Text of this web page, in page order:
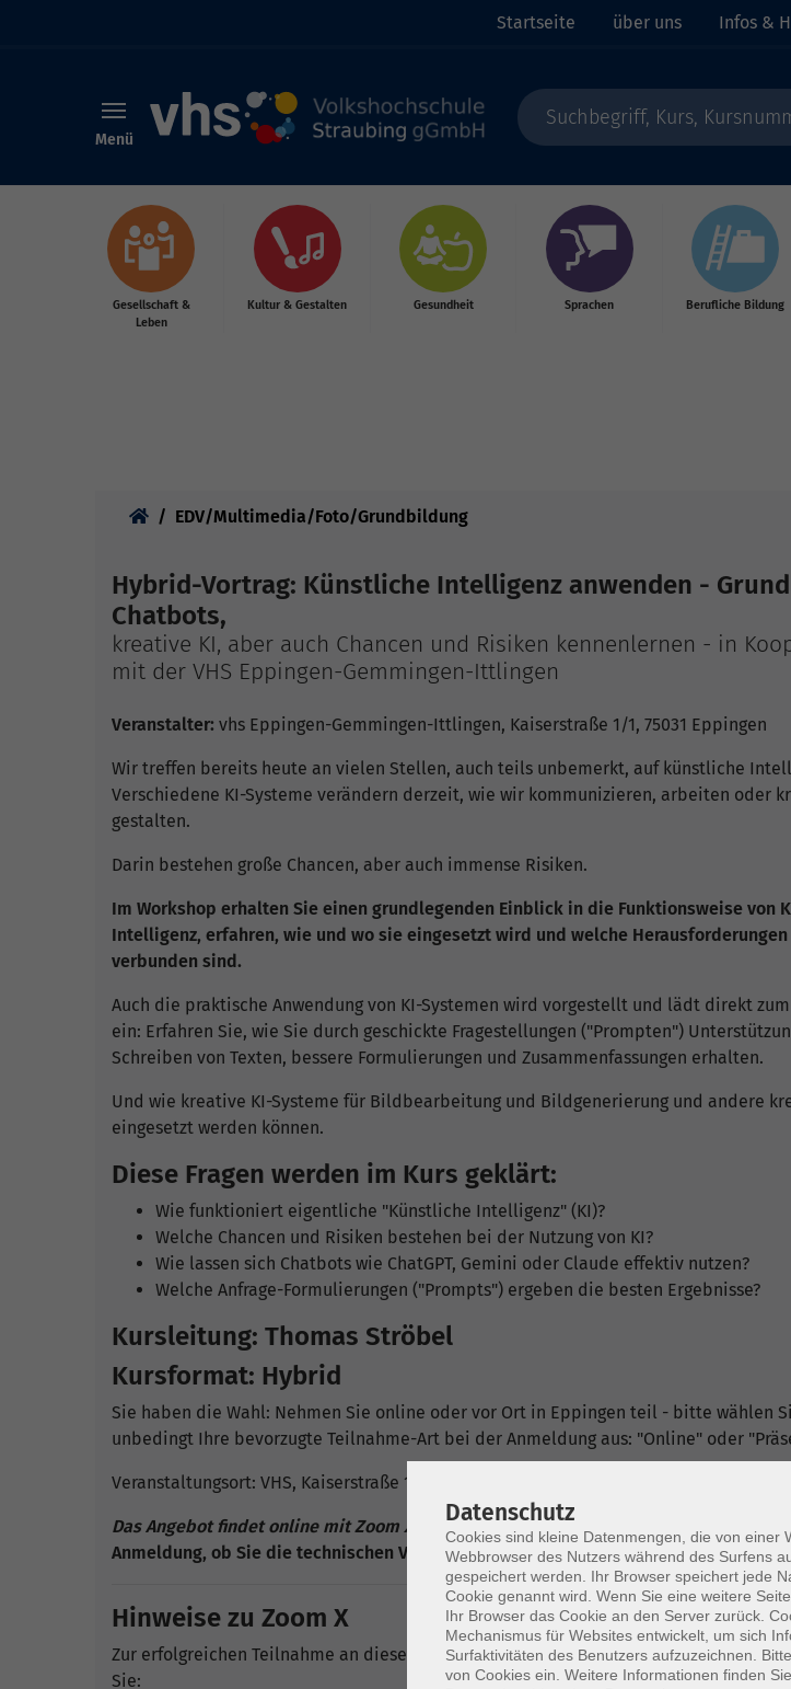
Startseite über uns Infos &
Menü
Gesellschaft &
Leben
Kultur & Gestalten Gesundheit Sprachen Berufliche Bildung
EDV/Multimedia/Foto/Grundbildung
Hybrid-Vortrag: Künstliche Intelligenz anwenden -
Chatbots,
kreative KI, aber auch Chancen und Risiken kennenlernen - in
mit der VHS Eppingen-Gemmingen-Ittlingen
Veranstalter: vhs Eppingen-Gemmingen-Ittlingen, Kaiserstraße 1/1, 75031 Eppingen
Wir treffen bereits heute an vielen Stellen, auch teils unbemerkt, auf künstliche
Verschiedene KI-Systeme verändern derzeit, wie wir kommunizieren, arbeiten oder
gestalten.
Darin bestehen große Chancen, aber auch immense Risiken.
Im Workshop erhalten Sie einen grundlegenden Einblick in die Funktionsweise von
Intelligenz, erfahren, wie und wo sie eingesetzt wird und welche
verbunden sind.
Auch die praktische Anwendung von KI-Systemen wird vorgestellt und lädt direkt
ein: Erfahren Sie, wie Sie durch geschickte Fragestellungen ("Prompten")
Schreiben von Texten, bessere Formulierungen und Zusammenfassungen erhalten.
Und wie kreative KI-Systeme für Bildbearbeitung und Bildgenerierung und andere
eingesetzt werden können.
Diese Fragen werden im Kurs geklärt:
Wie funktioniert eigentliche "Künstliche Intelligenz" (KI)?
Welche Chancen und Risiken bestehen bei der Nutzung von KI?
Wie lassen sich Chatbots wie ChatGPT, Gemini oder Claude effektiv nutzen?
Welche Anfrage-Formulierungen ("Prompts") ergeben die besten Ergebnisse?
Kursleitung: Thomas Ströbel
Kursformat: Hybrid
Sie haben die Wahl: Nehmen Sie online oder vor Ort in Eppingen teil - bitte wählen
unbedingt Ihre bevorzugte Teilnahme-Art bei der Anmeldung aus: "Online" oder
Veranstaltungsort: VHS, Kaiserstraße 1/1 (altes Forstamt), Eppingen, 75031 Eppingen
Das Angebot findet online mit Zoom X in der vhs.cloud statt.
Bitte überprüfen Sie
Anmeldung, ob Sie die technischen Voraussetzungen für dieses Online-Angebot
Hinweise zu Zoom X
Zur erfolgreichen Teilnahme an dieser Online-Veranstaltung mit Zoom X in der
Sie:
Datenschutz
Cookies sind kleine Datenmengen, die von einer
Webbrowser des Nutzers während des Surfens
gespeichert werden. Ihr Browser speichert jede
Cookie genannt wird. Wenn Sie eine weitere
Ihr Browser das Cookie an den Server zurück.
Mechanismus für Websites entwickelt, um sich
Surfaktivitäten des Benutzers aufzuzeichnen.
von Cookies ein. Weitere Informationen finden